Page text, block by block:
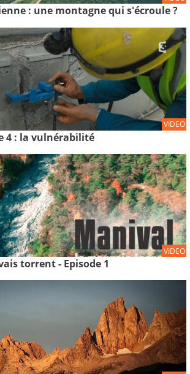
: une montagne qui s'écroule ?
VIDEO
4 : la vulnérabilité
VIDEO
torrent - Episode 1